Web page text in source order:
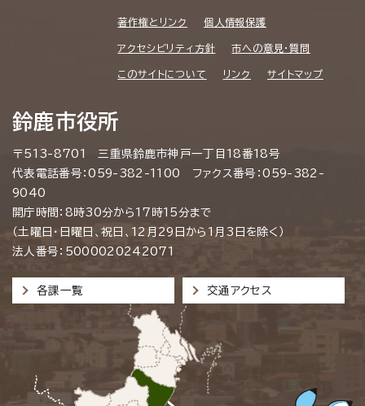
著作権とリンク 個人情報保護
アクセシビリティ方針 市への意見・質問
このサイトについて リンク サイトマップ
鈴鹿市役所
〒513-8701 三重県鈴鹿市神戸一丁目18番18号
代表電話番号：059-382-1100 ファクス番号：059-382-
9040
開庁時間：8時30分から17時15分まで
（土曜日・日曜日、祝日、12月29日から1月3日を除く）
法人番号：5000020242071
各課一覧 交通アクセス